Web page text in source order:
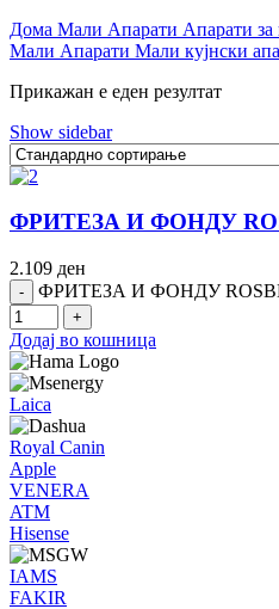
Дома Мали Апарати Апарати за
Мали Апарати Мали кујнски
Прикажан е еден резултат
Show sidebar
ФРИТЕЗА И ФОНДУ
2.109 ден
ФРИТЕЗА И ФОНДУ
Додај во кошница
Laica
Royal Canin
Apple
VENERA
ATM
Hisense
IAMS
FAKIR